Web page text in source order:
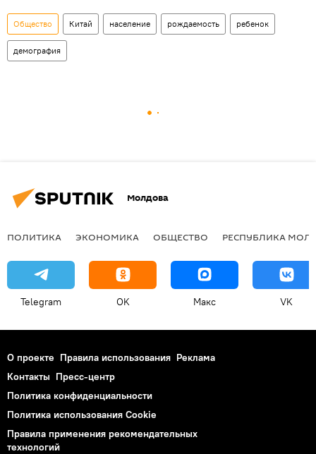
Общество Китай население рождаемость ребенок
демография
Молдова
ПОЛИТИКА ЭКОНОМИКА ОБЩЕСТВО РЕСПУБЛИКА
Telegram OK Макс VK
О проекте Правила использования Реклама
Контакты Пресс-центр
Политика конфиденциальности
Политика использования Cookie
Правила применения рекомендательных
технологий